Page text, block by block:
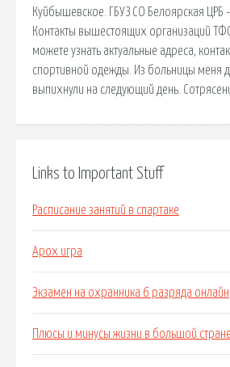
Куйбышевское. ГБУЗ СО Белоярская ЦРБ
Контакты вышестоящих организаций
можете узнать актуальные адреса,
спортивной одежды. Из больницы меня
выпихнули на следующий день.
Links to Important Stuff
Расписание занятий в спартаке
Apox игра
Экзамен на охранника 6 разряда онлайн
Плюсы и минусы жизни в большой стране